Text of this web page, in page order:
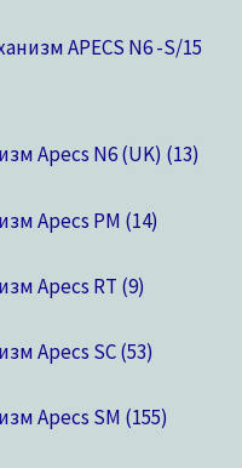
APECS N6 -S/15
Apecs N6 (UK) 13
Apecs PM 14
Apecs RT 9
Apecs SC 53
Apecs SM 155